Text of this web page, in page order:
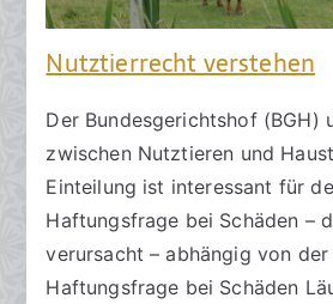
Nutztierrecht verstehen
Der Bundesgerichtshof (BGH)
zwischen Nutztieren und
Einteilung ist interessant für
Haftungsfrage bei Schäden –
verursacht – abhängig von
Haftungsfrage bei Schäden